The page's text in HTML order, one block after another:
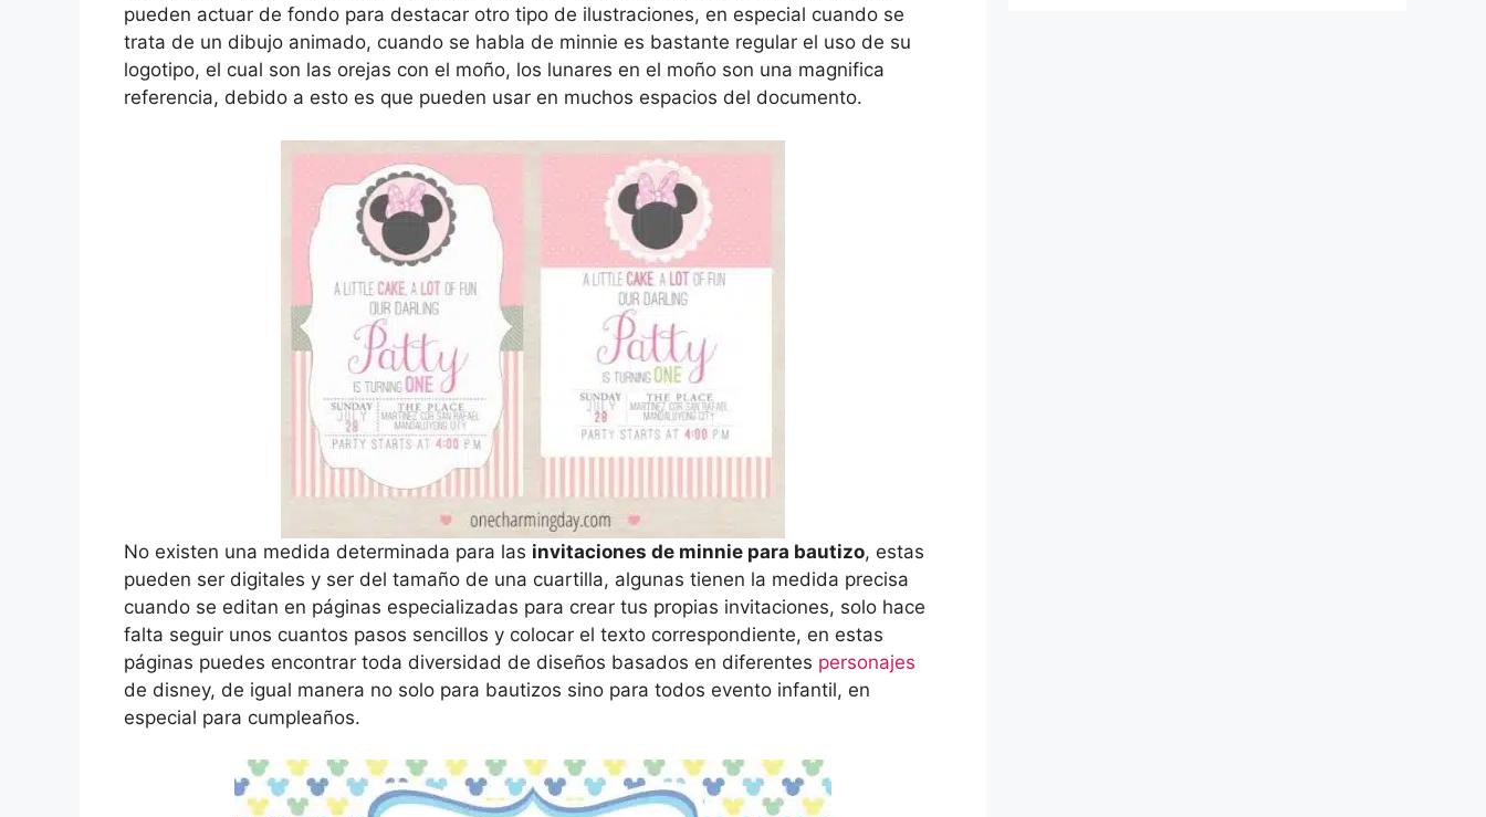
pueden actuar de fondo para destacar otro tipo de ilustraciones, en especial cuando se
trata de un dibujo animado, cuando se habla de minnie es bastante regular el uso de su
logotipo, el cual son las orejas con el moño, los lunares en el moño son una magnifica
referencia, debido a esto es que pueden usar en muchos espacios del documento.
No existen una medida determinada para las invitaciones de minnie para bautizo, estas
pueden ser digitales y ser del tamaño de una cuartilla, algunas tienen la medida precisa
cuando se editan en páginas especializadas para crear tus propias invitaciones, solo hace
falta seguir unos cuantos pasos sencillos y colocar el texto correspondiente, en estas
páginas puedes encontrar toda diversidad de diseños basados en diferentes personajes
de disney, de igual manera no solo para bautizos sino para todos evento infantil, en
especial para cumpleaños.